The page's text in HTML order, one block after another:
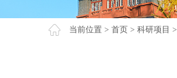
当前位置 > 首页 > 科研项目 >